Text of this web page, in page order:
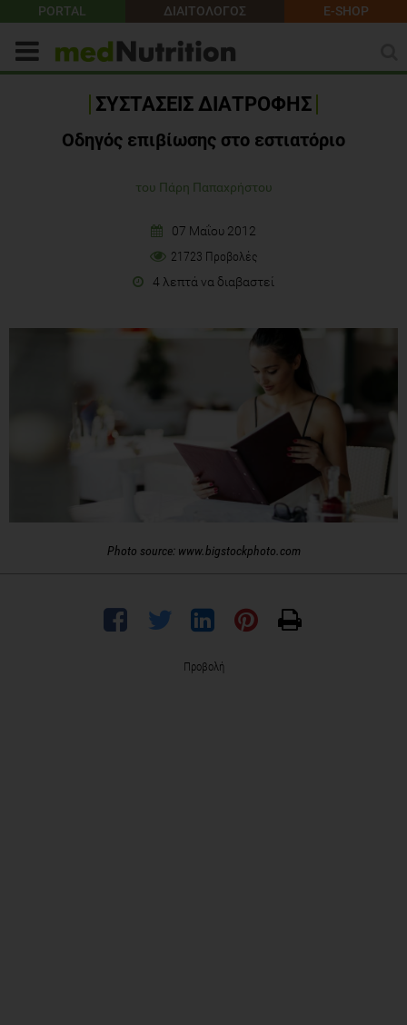
PORTAL ΔΙΑΙΤΟΛΟΓΟΣ E-SHOP
ΣΥΣΤΑΣΕΙΣ ΔΙΑΤΡΟΦΗΣ
Οδηγός επιβίωσης στο εστιατόριο
του Πάρη Παπαχρήστου
07 Μαΐου 2012
21723 Προβολές
4 λεπτά να διαβαστεί
Photo source: www.bigstockphoto.com
Προβολή